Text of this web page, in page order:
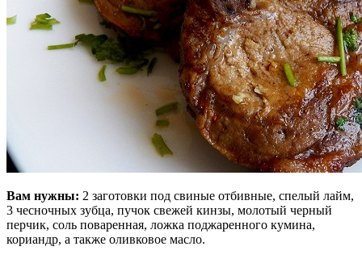
Вам нужны: 2 заготовки под свиные отбивные, спелый лайм,
3 чесночных зубца, пучок свежей кинзы, молотый черный
перчик, соль поваренная, ложка поджаренного кумина,
кориандр, а также оливковое масло.